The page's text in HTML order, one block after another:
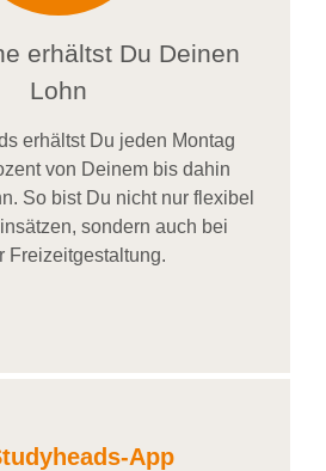
erhältst Du Deinen
Lohn
erhältst Du jeden Montag
von Deinem bis dahin
. So bist Du nicht nur flexibel
, sondern auch bei
Freizeitgestaltung.
App